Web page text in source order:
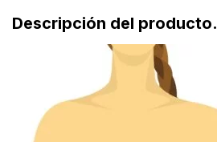
Descripción del producto.